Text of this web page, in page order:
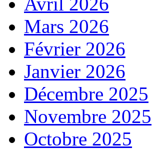
Mars 2026
Février 2026
Janvier 2026
Décembre 2025
Novembre 2025
Octobre 2025